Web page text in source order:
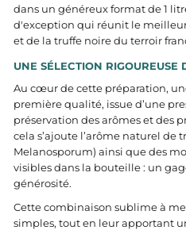
dans un généreux format de 1
d'exception qui réunit le
et de la truffe noire du terroir
UNE SÉLECTION RIGOUREUSE
Au cœur de cette préparation,
première qualité, issue d’une
préservation des arômes et des
cela s’ajoute l’arôme naturel de
Melanosporum) ainsi que des
visibles dans la bouteille : un
générosité.
Cette combinaison sublime à
simples, tout en leur apportant